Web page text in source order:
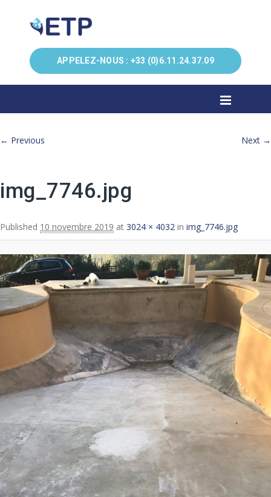
APPELEZ-NOUS : +33 (0)6.11.24.37.09
Image navigation
← Previous Next →
img_7746.jpg
Published 10 novembre 2019 at 3024 × 4032 in img_7746.jpg